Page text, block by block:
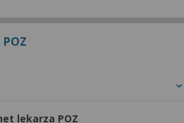
lekarza POZ
w naszym serwisie
Serwisu.